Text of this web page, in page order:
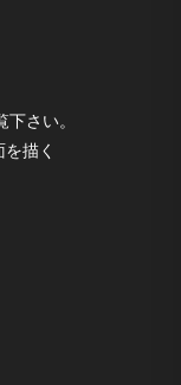
さい。
描く